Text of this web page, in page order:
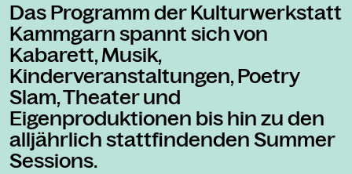
Das Programm der Kulturwerkstatt
Kammgarn spannt sich von
Kabarett, Musik,
Kinderveranstaltungen, Poetry
Slam, Theater und
Eigenproduktionen bis hin zu den
alljährlich stattfindenden Summer
Sessions.